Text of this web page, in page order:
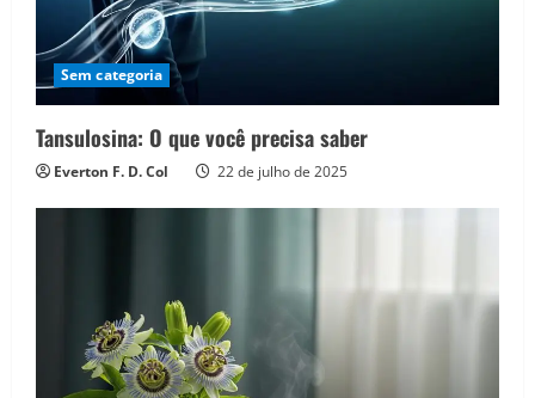
Sem categoria
Tansulosina: O que você precisa saber
Everton F. D. Col 22 de julho de 2025